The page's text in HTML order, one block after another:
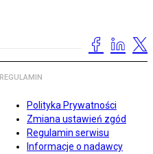
REGULAMIN
Polityka Prywatności
Zmiana ustawień zgód
Regulamin serwisu
Informacje o nadawcy